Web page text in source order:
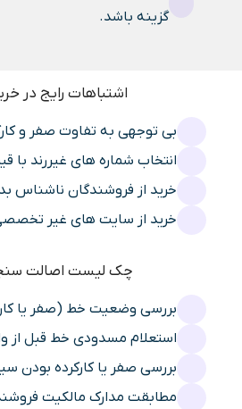
گزینه باشد.
اشتباهات رایج در
بی توجهی به تفاوت صفر و
انتخاب شماره های غیررند با
خرید از فروشندگان ناشناس
خرید از سایت های غیر تخصصی
چک لیست اصالت
بررسی وضعیت خط (صفر یا
استعلام مسدودی خط قبل از
بررسی صفر یا کارکرده بودن
مطابقت مدارک مالکیت